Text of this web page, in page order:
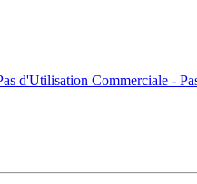
d'Utilisation Commerciale -